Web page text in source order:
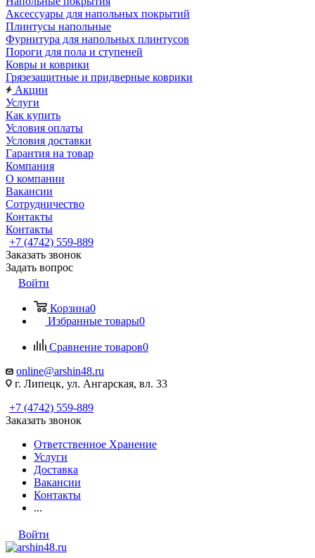
Аксессуары для напольных покрытий
Плинтусы напольные
Фурнитура для напольных плинтусов
Пороги для пола и ступеней
Ковры и коврики
Грязезащитные и придверные коврики
Акции
Услуги
Как купить
Условия оплаты
Условия доставки
Гарантия на товар
Компания
О компании
Вакансии
Сотрудничество
Контакты
Контакты
+7 (4742) 559-889
Заказать звонок
Задать вопрос
Войти
Корзина0
Избранные товары0
Сравнение товаров0
online@arshin48.ru
г. Липецк, ул. Ангарская, вл. 33
+7 (4742) 559-889
Заказать звонок
Ответственное Хранение
Услуги
Доставка
Вакансии
Контакты
...
Войти